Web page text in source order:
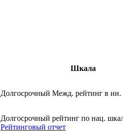
Шкала
Долгосрочный Межд. рейтинг в ин.
Долгосрочный рейтинг по нац.
Рейтинговый отчет